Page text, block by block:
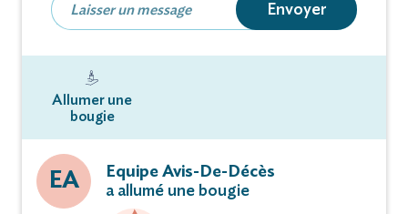
Envoyer
Allumer une
bougie
EA
Equipe Avis-De-Décès
a allumé une bougie